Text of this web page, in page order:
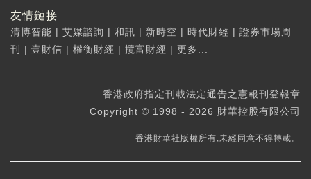
友情鏈接
清博智能 | 艾媒諮詢 | 和訊 | 新時空 | 時代財經 | 證券市場周
刊
| 壹財信 | 權衡財經 | 攬富財經 | 更多...
香港政府指定刊載法定通告之憲報刊登報章
Copyright © 1998 - 2026 財華控股有限公司
香港財華社版權所有,未經同意不得轉載。